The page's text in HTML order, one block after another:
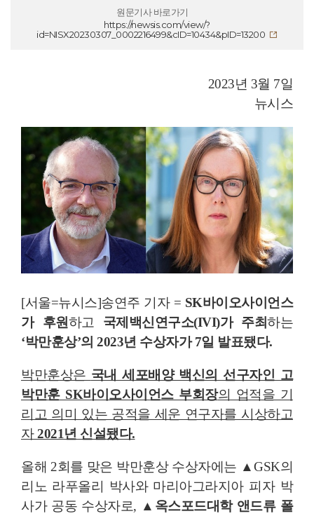
원문기사 바로가기
https://newsis.com/view/?
id=NISX20230307_0002216499&cID=10434&pID=13200
2023년 3월 7일
뉴시스
[서울=뉴시스]송연주 기자 = SK바이오사이언스
가 후원하고 국제백신연구소(IVI)가 주최하는
‘박만훈상’의 2023년 수상자가 7일 발표됐다.
박만훈상은 국내 세포배양 백신의 선구자인 고
박만훈 SK바이오사이언스 부회장의 업적을 기
리고 의미 있는 공적을 세운 연구자를 시상하고
자2021년 신설됐다.
올해 2회를 맞은 박만훈상 수상자에는 ▲GSK의
리노 라푸올리 박사와 마리아그라지아 피자 박
사가 공동 수상자로, ▲옥스포드대학 앤드류 폴